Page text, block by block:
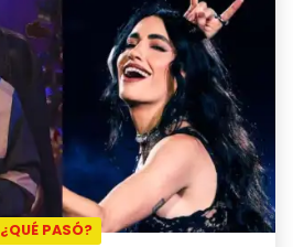
¿QUÉ PASÓ?